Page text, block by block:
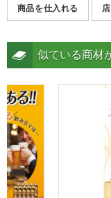
商品を仕入れる
似ている商材